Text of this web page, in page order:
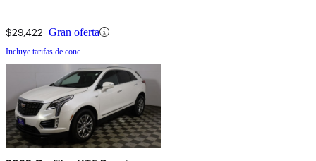
$29,422 Gran oferta
Incluye tarifas de conc.